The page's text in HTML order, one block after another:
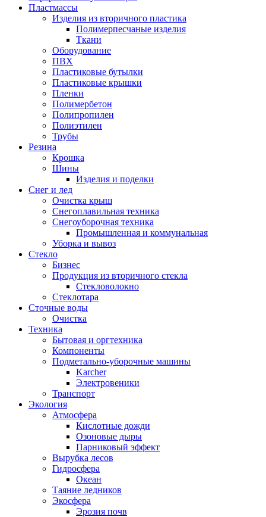
Пластмассы
Изделия из вторичного пластика
Полимерпесчаные изделия
Ткани
Оборудование
ПВХ
Пластиковые бутылки
Пластиковые крышки
Пленки
Полимербетон
Полипропилен
Полиэтилен
Трубы
Резина
Крошка
Шины
Изделия и поделки
Снег и лед
Очистка крыш
Снегоплавильная техника
Снегоуборочная техника
Промышленная и коммунальная
Уборка и вывоз
Стекло
Бизнес
Продукция из вторичного стекла
Стекловолокно
Стеклотара
Сточные воды
Очистка
Техника
Бытовая и оргтехника
Компоненты
Подметально-уборочные машины
Karcher
Электровеники
Транспорт
Экология
Атмосфера
Кислотные дожди
Озоновые дыры
Парниковый эффект
Вырубка лесов
Гидросфера
Океан
Таяние ледников
Экосфера
Эрозия почв